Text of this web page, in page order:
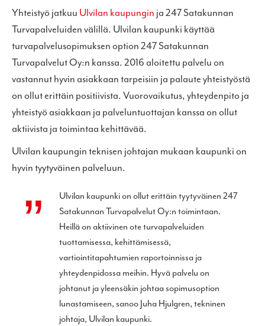
Yhteistyö jatkuu Ulvilan kaupungin ja 247 Satakunnan
Turvapalveluiden välillä. Ulvilan kaupunki käyttää
turvapalvelusopimuksen option 247 Satakunnan
Turvapalvelut Oy:n kanssa. 2016 aloitettu palvelu on
vastannut hyvin asiakkaan tarpeisiin ja palaute yhteistyöstä
on ollut erittäin positiivista. Vuorovaikutus, yhteydenpito ja
yhteistyö asiakkaan ja palveluntuottajan kanssa on ollut
aktiivista ja toimintaa kehittävää.
Ulvilan kaupungin teknisen johtajan mukaan kaupunki on
hyvin tyytyväinen palveluun.
Ulvilan kaupunki on ollut erittäin tyytyväinen 247
Satakunnan Turvapalvelut Oy:n toimintaan.
Heillä on aktiivinen ote turvapalveluiden
tuottamisessa, kehittämisessä,
vartiointitapahtumien raportoinnissa ja
yhteydenpidossa meihin. Hyvä palvelu on
johtanut ja yleensäkin johtaa sopimusoption
lunastamiseen, sanoo Juha Hjulgren, tekninen
johtaja, Ulvilan kaupunki.